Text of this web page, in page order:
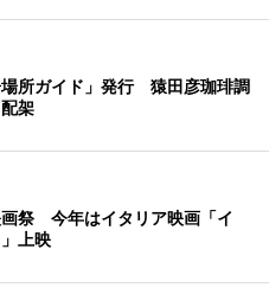
所ガイド」発行 猿田彦珈琲調
架
祭 今年はイタリア映画「イ
上映